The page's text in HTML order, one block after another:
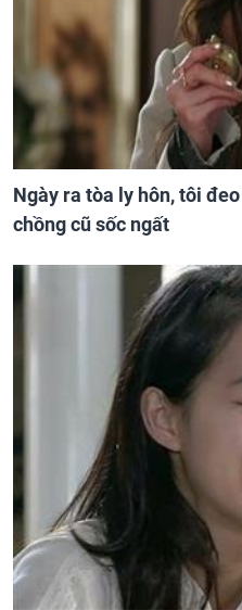
Ngày ra tòa ly hôn, tôi
chồng cũ sốc ngất